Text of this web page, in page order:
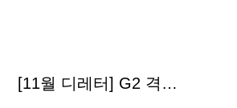
[11월 디레터] G2 격랑 속의 대중국 규제 동향과 기업 생존 전략은?